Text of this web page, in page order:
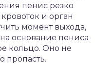
пенис резко
и орган
момент выхода,
основание пениса
кольцо. Оно не
пропасть.